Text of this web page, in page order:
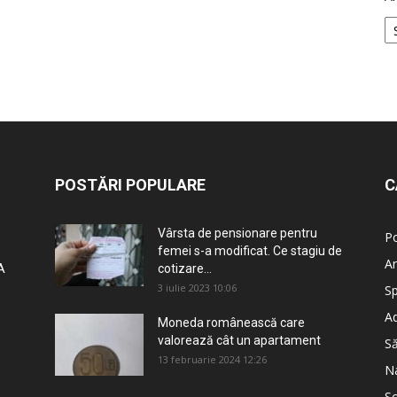
POSTĂRI POPULARE
Vârsta de pensionare pentru
femei s-a modificat. Ce stagiu de
cotizare...
3 iulie 2023 10:06
Moneda românească care
valorează cât un apartament
13 februarie 2024 12:26